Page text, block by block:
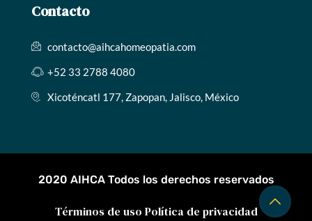
Contacto
contacto@aihcahomeopatia.com
+52 33 2788 4080
Xicoténcatl 177, Zapopan, Jalisco, México
2020 AIHCA Todos los derechos reservados
Términos de uso Política de privacidad